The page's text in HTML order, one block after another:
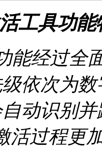
工具功能
能经过全
依次为
动识别
活过程更